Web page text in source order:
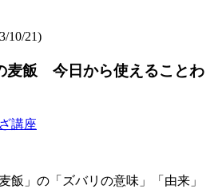
10/21)
麦飯 今日から使えることわ
講座
飯」の「ズバリの意味」「由来」